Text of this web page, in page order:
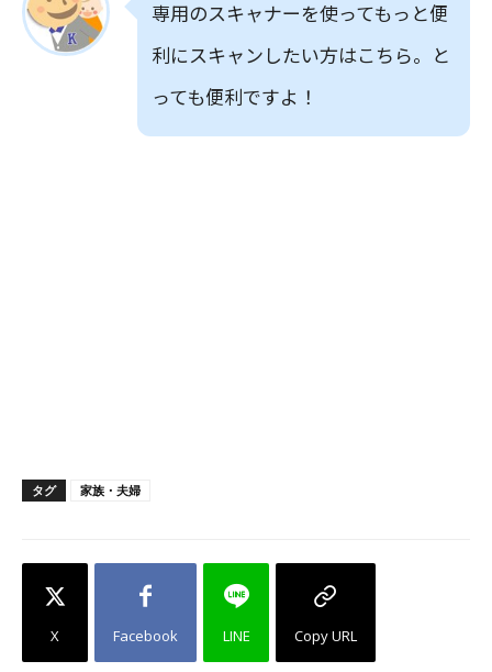
専用のスキャナーを使ってもっと便
利にスキャンしたい方はこちら。と
っても便利ですよ！
タグ 家族・夫婦
X Facebook LINE Copy URL